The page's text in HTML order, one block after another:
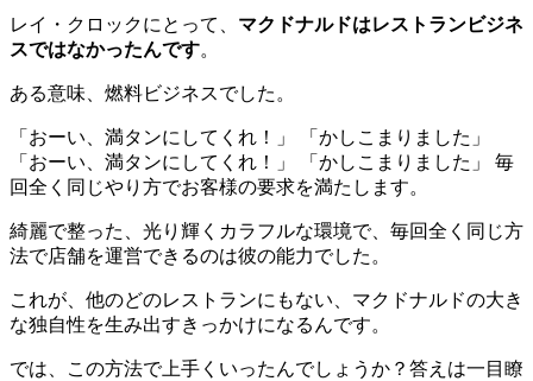
レイ・クロックにとって、 マクドナルドはレストランビジネ
スではなかったんです。
ある意味、燃料ビジネスでした。
「おーい、満タンにしてくれ！」 「かしこまりました」
「おーい、満タンにしてくれ！」 「かしこまりました」 毎
回全く同じやり方でお客様の要求を満たします。
綺麗で整った、光り輝くカラフルな環境で、毎回全く同じ方
法で店舗を運営できるのは彼の能力でした。
これが、他のどのレストランにもない、マクドナルドの大き
な独自性を生み出すきっかけになるんです。
では、この方法で上手くいったんでしょうか？答えは一目瞭